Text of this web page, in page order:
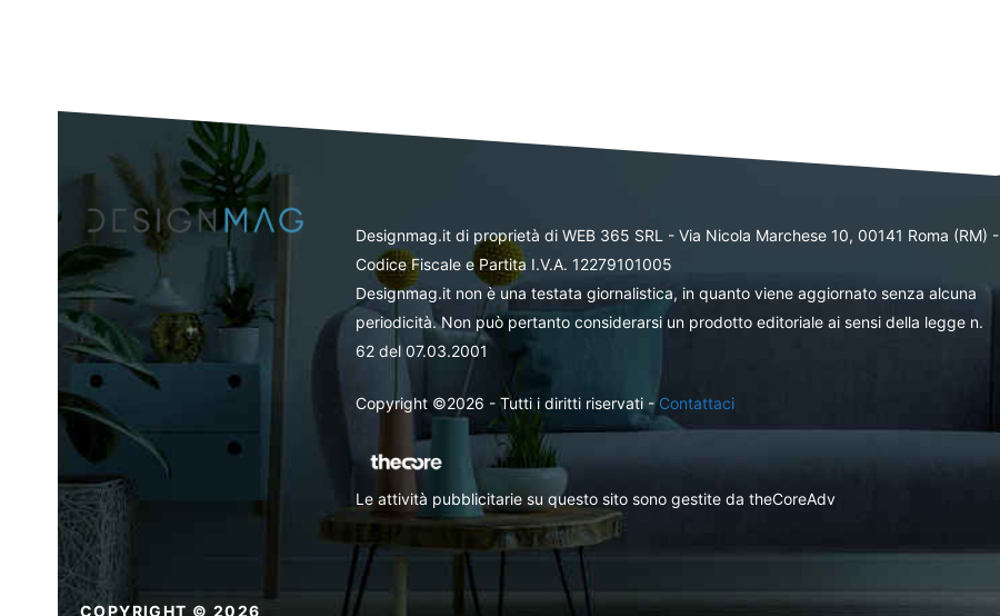
Designmag.it di proprietà di WEB 365 SRL - Via Nicola Marchese 10, 00141 Roma (RM) -
Codice Fiscale e Partita I.V.A. 12279101005
Designmag.it non è una testata giornalistica, in quanto viene aggiornato senza alcuna
periodicità. Non può pertanto considerarsi un prodotto editoriale ai sensi della legge n.
62 del 07.03.2001
Copyright ©2026 - Tutti i diritti riservati -Contattaci
Le attività pubblicitarie su questo sito sono gestite da theCoreAdv
COPYRIGHT © 2026